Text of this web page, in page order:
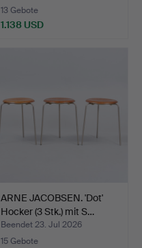
13 Gebote
1.138 USD
ARNE JACOBSEN. 'Dot'
Hocker (3 Stk.) mit S…
Beendet 23. Jul 2026
15 Gebote